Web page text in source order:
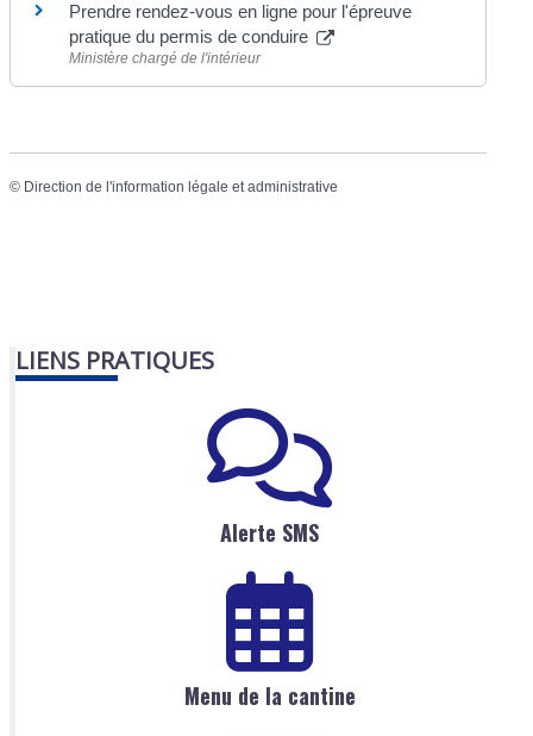
Prendre rendez-vous en ligne pour l'épreuve
pratique du permis de conduire
Ministère chargé de l'intérieur
© Direction de l'information légale et administrative
LIENS PRATIQUES
Alerte SMS
Menu de la cantine